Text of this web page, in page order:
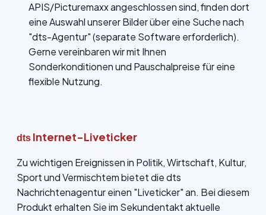
APIS/Picturemaxx angeschlossen sind, finden dort
eine Auswahl unserer Bilder über eine Suche nach
"dts-Agentur" (separate Software erforderlich).
Gerne vereinbaren wir mit Ihnen
Sonderkonditionen und Pauschalpreise für eine
flexible Nutzung.
dts Internet-Liveticker
Zu wichtigen Ereignissen in Politik, Wirtschaft, Kultur,
Sport und Vermischtem bietet die dts
Nachrichtenagentur einen "Liveticker" an. Bei diesem
Produkt erhalten Sie im Sekundentakt aktuelle